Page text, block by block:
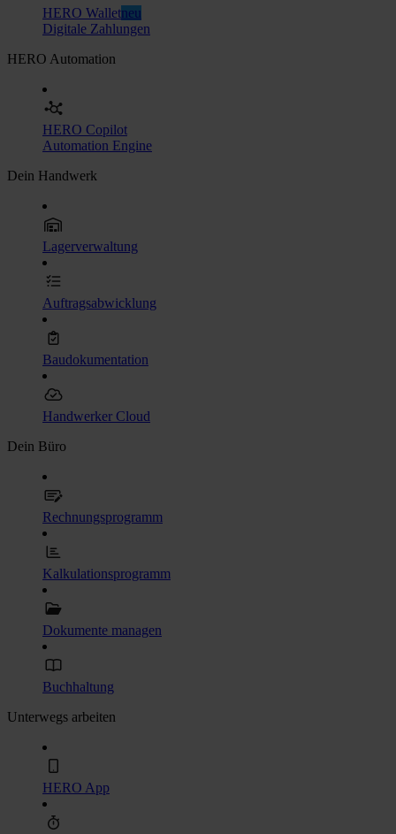
HERO Walletneu
Digitale Zahlungen
HERO Automation
HERO Copilot
Automation Engine
Dein Handwerk
Lagerverwaltung
Auftragsabwicklung
Baudokumentation
Handwerker Cloud
Dein Büro
Rechnungsprogramm
Kalkulationsprogramm
Dokumente managen
Buchhaltung
Unterwegs arbeiten
HERO App